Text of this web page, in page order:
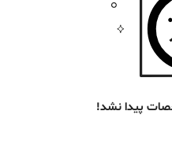
پیدا نشد!